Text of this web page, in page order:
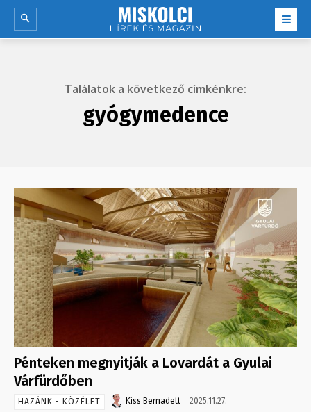
Találatok a következő címkénkre:
gyógymedence
Pénteken megnyitják a Lovardát a Gyulai
Várfürdőben
HAZÁNK - KÖZÉLET Kiss Bernadett 2025.11.27.